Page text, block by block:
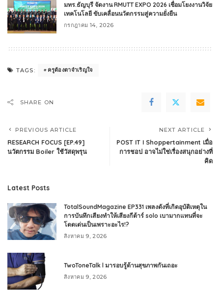
มทร.ธัญบุรี จัดงาน RMUTT EXPO 2026 เชื่อมโยงงานวิจัย
เทคโนโลยี ขับเคลื่อนนวัตกรรมสู่ความยั่งยืน
กรกฎาคม 14, 2026
TAGS: ครูต้องตาจำเริญใจ
SHARE ON
PREVIOUS ARTICLE
RESEARCH FOCUS [EP.49]
นวัตกรรม Boiler ใช้วัสดุพรุน
NEXT ARTICLE
POST IT I Shoppertainment เมื่อ
การชอป อาจไม่ใช่เรื่องสนุกอย่างที่
คิด
Latest Posts
TotalSoundMagazine EP331 เพลงดังที่เกิดอุบัติเหตุใน
การบันทึกเสียงทำให้เสียงกีต้าร์ solo เบามากแทนที่จะ
โดดเด่นเป็นเพราะอะไร!?
สิงหาคม 9, 2026
TwoToneTalk l มารอบรู้ด้านสุขภาพกันเถอะ
สิงหาคม 9, 2026